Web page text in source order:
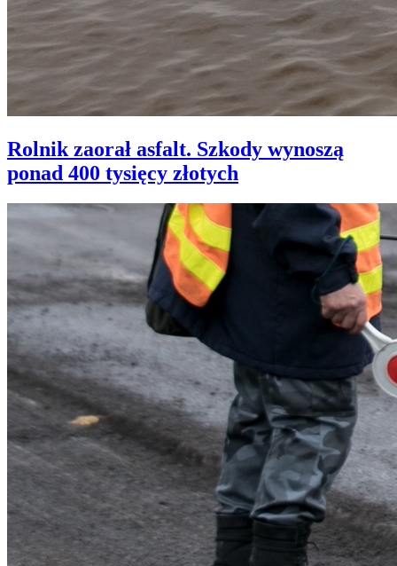
Rolnik zaorał asfalt. Szkody wynoszą
ponad 400 tysięcy złotych